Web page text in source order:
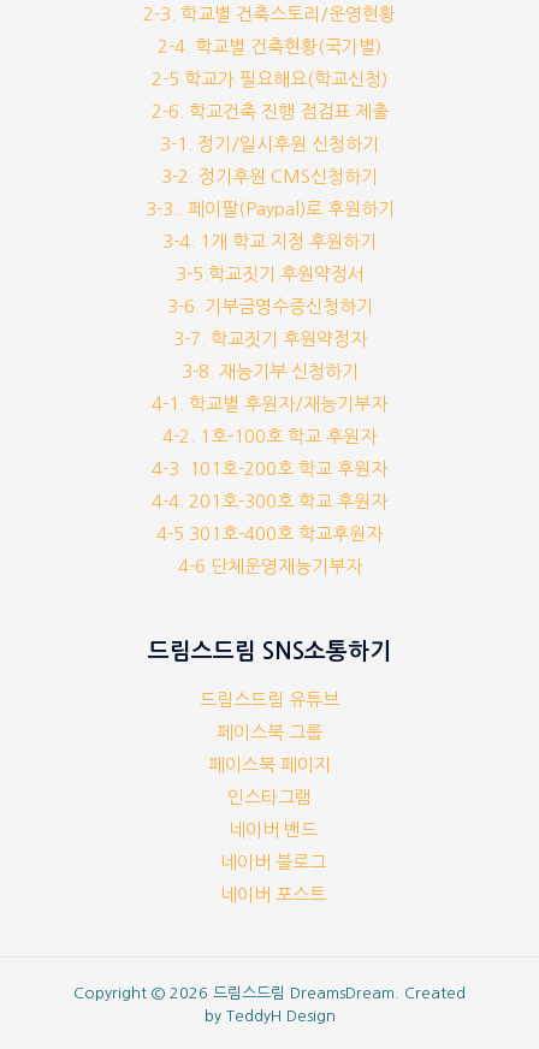
2-3. 학교별 건축스토리/운영현황
2-4. 학교별 건축현황(국가별)
2-5 학교가 필요해요(학교신청)
2-6. 학교건축 진행 점검표 제출
3-1. 정기/일시후원 신청하기
3-2. 정기후원 CMS신청하기
3-3.. 페이팔(Paypal)로 후원하기
3-4. 1개 학교 지정 후원하기
3-5.학교짓기 후원약정서
3-6. 기부금영수증신청하기
3-7. 학교짓기 후원약정자
3-8. 재능기부 신청하기
4-1. 학교별 후원자/재능기부자
4-2. 1호-100호 학교 후원자
4-3. 101호-200호 학교 후원자
4-4. 201호-300호 학교 후원자
4-5 301호-400호 학교후원자
4-6 단체운영재능기부자
드림스드림 SNS소통하기
드림스드림 유튜브
페이스북 그룹
페이스북 페이지
인스타그램
네이버 밴드
네이버 블로그
네이버 포스트
Copyright © 2026 드림스드림 DreamsDream. Created
by TeddyH Design